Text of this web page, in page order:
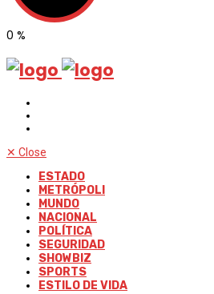
0 %
✕ Close
ESTADO
METRÓPOLI
MUNDO
NACIONAL
POLÍTICA
SEGURIDAD
SHOWBIZ
SPORTS
ESTILO DE VIDA